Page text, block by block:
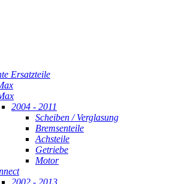
Ersatzteile
2004 - 2011
Scheiben / Verglasung
Bremsenteile
Achsteile
Getriebe
Motor
2002 - 2013